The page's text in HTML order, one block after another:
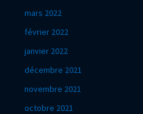
mars 2022
février 2022
janvier 2022
décembre 2021
novembre 2021
octobre 2021